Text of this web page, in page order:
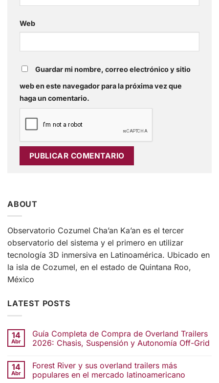
Web
Guardar mi nombre, correo electrónico y sitio
web en este navegador para la próxima vez que
haga un comentario.
ABOUT
Observatorio Cozumel Cha’an Ka’an es el tercer
observatorio del sistema y el primero en utilizar
tecnología 3D inmersiva en Latinoamérica. Ubicado en
la isla de Cozumel, en el estado de Quintana Roo,
México
LATEST POSTS
14
Abr
Guía Completa de Compra de Overland Trailers
2026: Chasis, Suspensión y Autonomía Off-Grid
14
Abr
Forest River y sus overland trailers más
populares en el mercado latinoamericano